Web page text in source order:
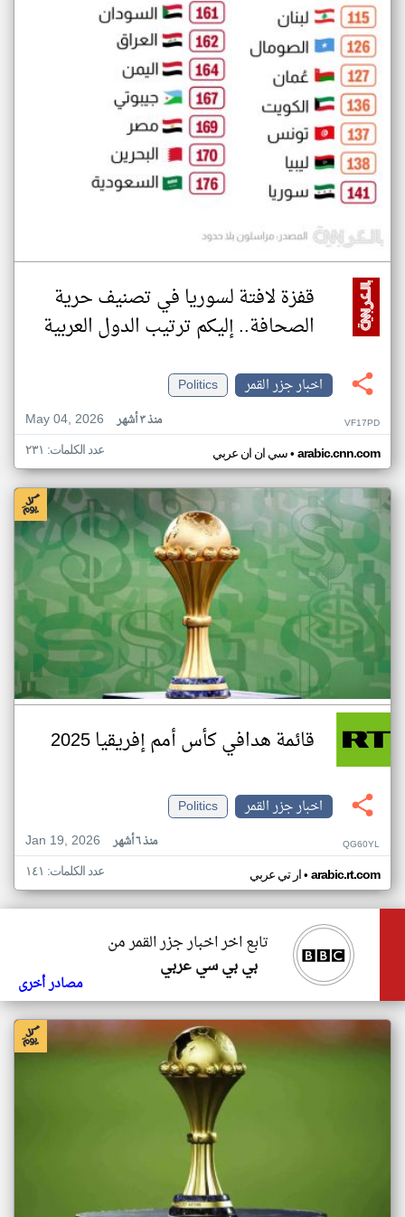
قفزة لافتة لسوريا في تصنيف حرية
الصحافة.. إليكم ترتيب الدول العربية
اخبار جزر القمر
Politics
May 04, 2026
منذ ٣ أشهر VF17PD
سي ان ان عربي• arabic.cnn.com عدد الكلمات: ٢٣١
قائمة هدافي كأس أمم إفريقيا 2025
اخبار جزر القمر
Politics
Jan 19, 2026
منذ ٦ أشهر QG60YL
ار تي عربي• arabic.rt.com عدد الكلمات: ١٤١
تابع اخر اخبار جزر القمر من
بي بي سي عربي
مصادر أخرى